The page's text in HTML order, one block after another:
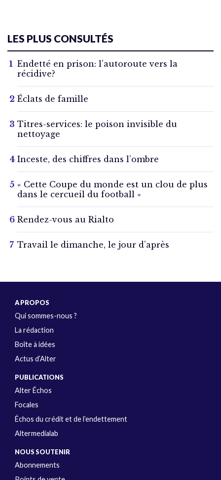
LES PLUS CONSULTÉS
Endetté en prison: l’autoroute vers la
récidive?
Éclats de famille
Titres-services: le poison invisible du
nettoyage
Inceste, des chiffres dans l’ombre
« Cette Coupe du monde est un clou de plus
dans le cercueil du football »
Rendez-vous au Rialto
Travail le dimanche, le jour d’après
A PROPOS
Qui sommes-nous ?
La rédaction
Boîte à idées
Actus d’Alter
PUBLICATIONS
Alter Échos
Focales
Échos du crédit et de l’endettement
Altermedialab
NOUS SOUTENIR
Abonnements